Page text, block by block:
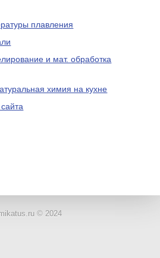
плавления
и мат. обработка
химия на кухне
© 2024